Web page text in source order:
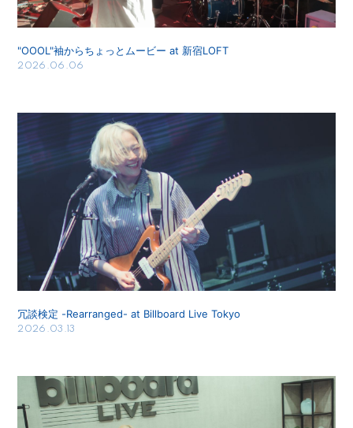
"OOOL"袖からちょっとムービー at 新宿LOFT
2026.06.06
冗談検定 -Rearranged- at Billboard Live Tokyo
2026.03.13